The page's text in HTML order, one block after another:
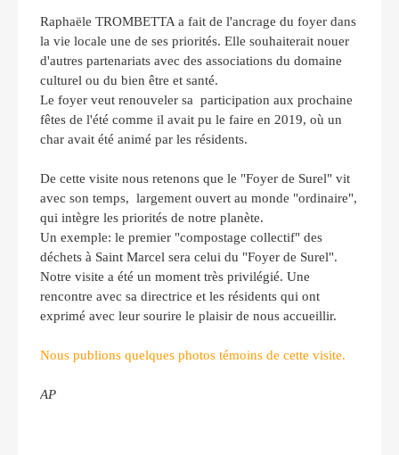
Raphaële TROMBETTA a fait de l'ancrage du foyer dans
la vie locale une de ses priorités. Elle souhaiterait nouer
d'autres partenariats avec des associations du domaine
culturel ou du bien être et santé.
Le foyer veut renouveler sa participation aux prochaine
fêtes de l'été comme il avait pu le faire en 2019, où un
char avait été animé par les résidents.
De cette visite nous retenons que le "Foyer de Surel" vit
avec son temps, largement ouvert au monde "ordinaire",
qui intègre les priorités de notre planète.
Un exemple: le premier "compostage collectif" des
déchets à Saint Marcel sera celui du "Foyer de Surel".
Notre visite a été un moment très privilégié. Une
rencontre avec sa directrice et les résidents qui ont
exprimé avec leur sourire le plaisir de nous accueillir.
Nous publions quelques photos témoins de cette visite.
AP